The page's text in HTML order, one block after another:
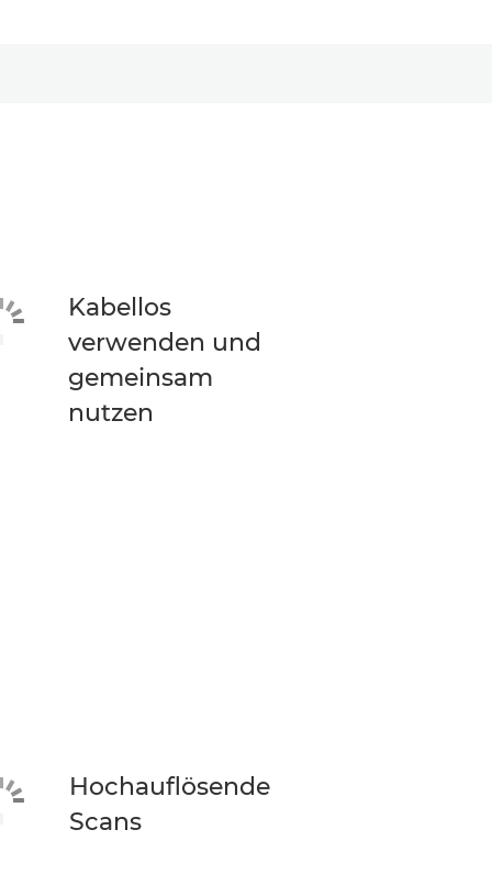
Kabellos
verwenden und
gemeinsam
nutzen
Hochauflösende
Scans